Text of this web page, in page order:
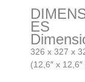
ES
326 x 327 x
(12,6″ x 12,6″